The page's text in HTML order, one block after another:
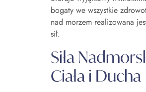
bogaty we wszystkie
nad morzem realizowana
sił.
Siła
Ciała i Ducha